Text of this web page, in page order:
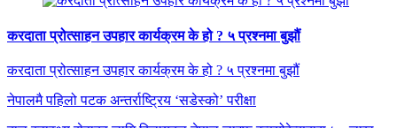
करदाता प्रोत्साहन उपहार कार्यक्रम के हो ? ५ प्रश्नमा बुझौं
करदाता प्रोत्साहन उपहार कार्यक्रम के हो ? ५ प्रश्नमा बुझौं
नेपालमै पहिलो पटक अन्तर्राष्ट्रिय ‘सडेस्को’ परीक्षा